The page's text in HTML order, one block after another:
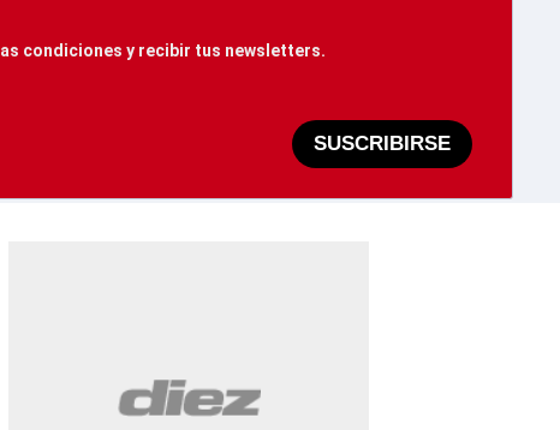
condiciones y recibir tus newsletters.
SUSCRIBIRSE